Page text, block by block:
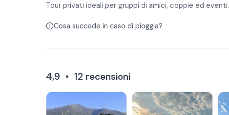
Tour privati ideali per gruppi di amici, coppie ed eventi.
Cosa succede in caso di pioggia?
4,9 • 12 recensioni